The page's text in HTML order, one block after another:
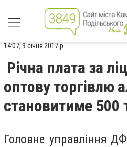
14:07, 9 січня 2017 р.
Річна плата за
оптову торгівлю
становитиме 500
Головне управління